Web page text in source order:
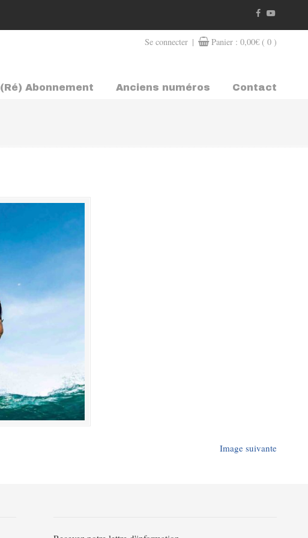
Se connecter | Panier : 0,00€ ( 0 )
(Ré) Abonnement Anciens numéros Contact
Image suivante